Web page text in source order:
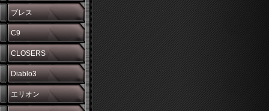
ブレス
C9
CLOSERS
Diablo3
エリオン